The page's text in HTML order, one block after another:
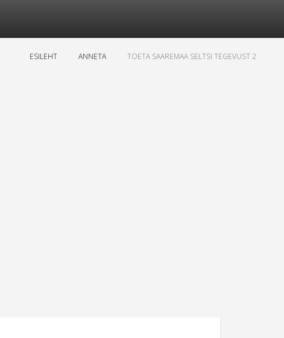
ESILEHT ANNETA TOETA SAAREMAA SELTSI TEGEVUST 2